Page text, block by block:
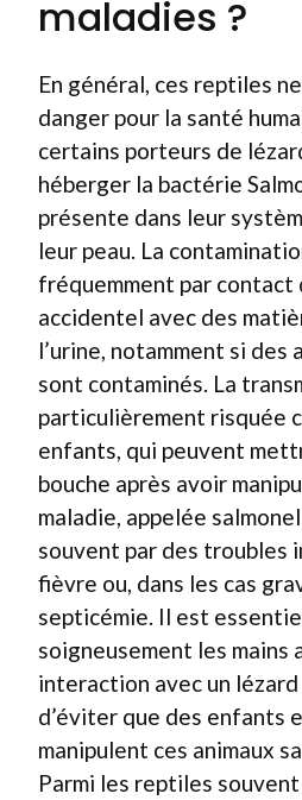
maladies ?
En général, ces reptiles
danger pour la santé
certains porteurs de
héberger la bactérie
présente dans leur
leur peau. La
fréquemment par contact
accidentel avec des
l’urine, notamment si des
sont contaminés. La
particulièrement risquée
enfants, qui peuvent
bouche après avoir
maladie, appelée
souvent par des troubles
fièvre ou, dans les cas
septicémie. Il est
soigneusement les mains
interaction avec un
d’éviter que des enfants
manipulent ces animaux
Parmi les reptiles